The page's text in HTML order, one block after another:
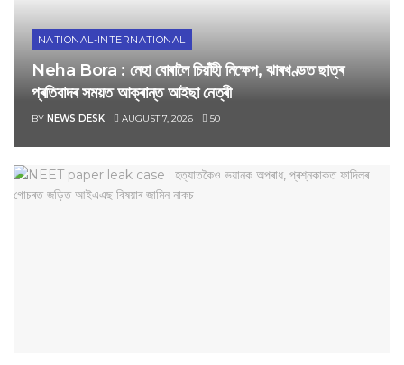
NATIONAL-INTERNATIONAL
Neha Bora : নেহা বোৰালৈ চিয়াঁহী নিক্ষেপ, ঝাৰখণ্ডত ছাত্ৰ
প্ৰতিবাদৰ সময়ত আক্ৰান্ত আইছা নেত্ৰী
BY NEWS DESK AUGUST 7, 2026 50